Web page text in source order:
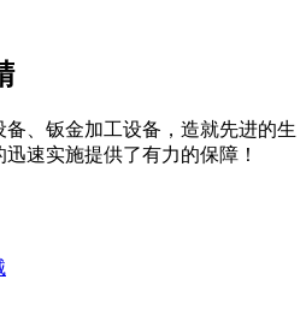
、钣金加工设备，造就先进的生
速实施提供了有力的保障！